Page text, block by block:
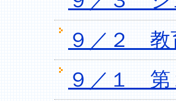
９／２ 教
９／１ 第